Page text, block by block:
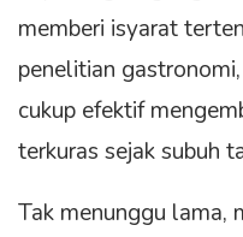
memberi isyarat
penelitian
cukup efektif
terkuras sejak subuh
Tak menunggu lama,